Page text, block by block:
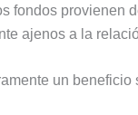
fondos provienen
ajenos a la
un beneficio